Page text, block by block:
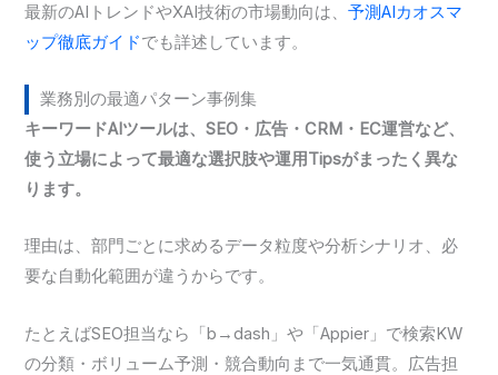
最新のAIトレンドやXAI技術の市場動向は、予測AIカオスマ
ップ徹底ガイドでも詳述しています。
業務別の最適パターン事例集
キーワードAIツールは、SEO・広告・CRM・EC運営など、
使う立場によって最適な選択肢や運用Tipsがまったく異な
ります。
理由は、部門ごとに求めるデータ粒度や分析シナリオ、必
要な自動化範囲が違うからです。
たとえばSEO担当なら「b→dash」や「Appier」で検索KW
の分類・ボリューム予測・競合動向まで一気通貫。広告担